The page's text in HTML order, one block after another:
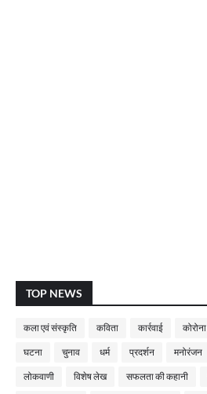
TOP NEWS
कला एवं संस्कृति कविता कार्रवाई कोरोना
घटना चुनाव धर्म प्रदर्शन मनोरंजन
लोकवाणी विशेष लेख सफलता की कहानी